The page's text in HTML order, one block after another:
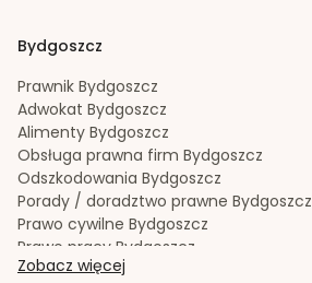
Bydgoszcz
Prawnik Bydgoszcz
Adwokat Bydgoszcz
Alimenty Bydgoszcz
Obsługa prawna firm Bydgoszcz
Odszkodowania Bydgoszcz
Porady / doradztwo prawne Bydgoszcz
Prawo cywilne Bydgoszcz
Prawo pracy Bydgoszcz
Prawo spadkowe
Zobacz więcej